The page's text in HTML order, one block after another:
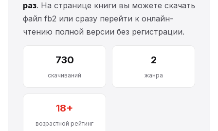
раз. На странице книги вы можете скачать
файл fb2 или сразу перейти к онлайн-
чтению полной версии без регистрации.
730
скачиваний
2
жанра
18+
возрастной рейтинг